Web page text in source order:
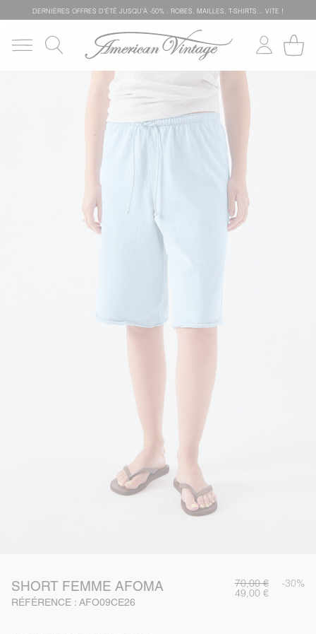
DERNIÈRES OFFRES D'ÉTÊ JUSQU'À -50% : ROBES, MAILLES, T-SHIRTS... VITE !
SHORT FEMME AFOMA
RÉFÉRENCE : AFO09CE26
70,00 € -30%
49,00 €